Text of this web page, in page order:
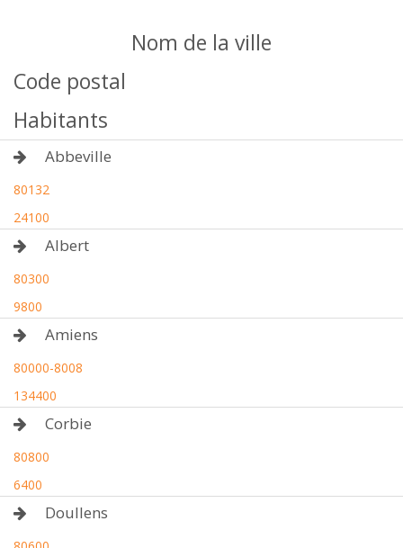
Nom de la ville
Code postal
Habitants
Abbeville
80132
24100
Albert
80300
9800
Amiens
80000-8008
134400
Corbie
80800
6400
Doullens